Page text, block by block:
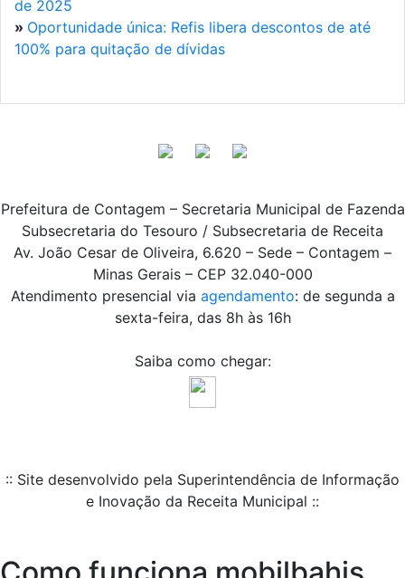
de 2025
» Oportunidade única: Refis libera descontos de até
100% para quitação de dívidas
Prefeitura de Contagem – Secretaria Municipal de Fazenda
Subsecretaria do Tesouro / Subsecretaria de Receita
Av. João Cesar de Oliveira, 6.620 – Sede – Contagem –
Minas Gerais – CEP 32.040-000
Atendimento presencial via agendamento: de segunda a
sexta-feira, das 8h às 16h
Saiba como chegar:
:: Site desenvolvido pela Superintendência de Informação
e Inovação da Receita Municipal ::